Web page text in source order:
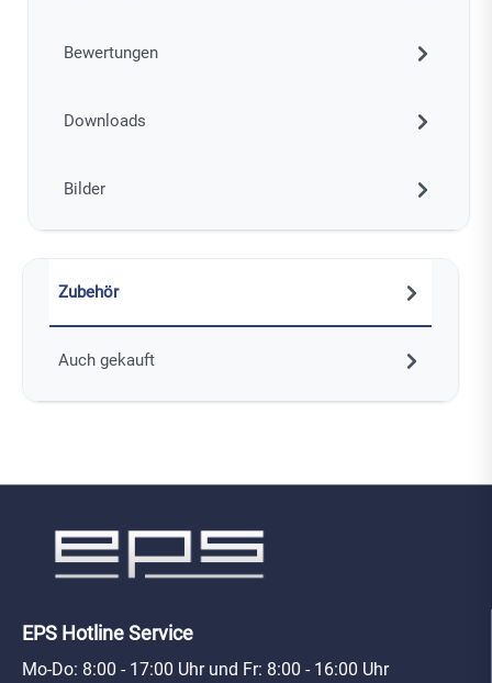
Bewertungen
Downloads
Bilder
Zubehör
Auch gekauft
EPS Hotline Service
Mo-Do: 8:00 - 17:00 Uhr und Fr: 8:00 - 16:00 Uhr